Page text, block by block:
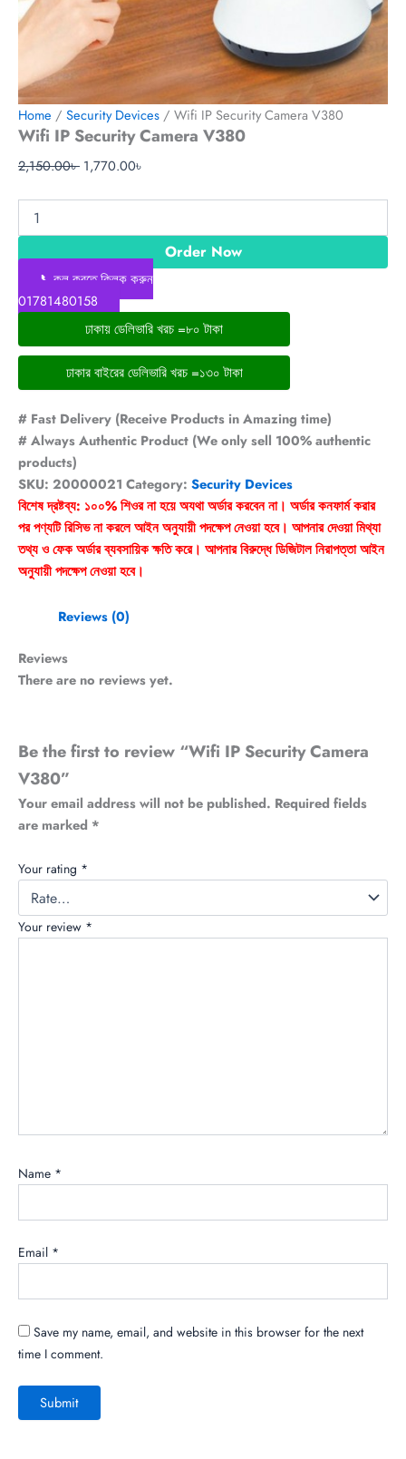
Home / Security Devices / Wifi IP Security Camera V380
Wifi IP Security Camera V380
2,150.00৳ 1,770.00৳
Order Now
📞কল করতে ক্লিক করুন
01781480158
ঢাকায় ডেলিভারি খরচ =৮০ টাকা
ঢাকার বাইরের ডেলিভারি খরচ =১৩০ টাকা
# Fast Delivery (Receive Products in Amazing time)
# Always Authentic Product (We only sell 100% authentic
products)
SKU: 20000021 Category: Security Devices
বিশেষ দ্রষ্টব্য: ১০০% শিওর না হয়ে অযথা অর্ডার করবেন না। অর্ডার কনফার্ম করার
পর পণ্যটি রিসিভ না করলে আইন অনুযায়ী পদক্ষেপ নেওয়া হবে। আপনার দেওয়া মিথ্যা
তথ্য ও ফেক অর্ডার ব্যবসায়িক ক্ষতি করে। আপনার বিরুদ্ধে ডিজিটাল নিরাপত্তা আইন
অনুযায়ী পদক্ষেপ নেওয়া হবে।
Reviews (0)
Reviews
There are no reviews yet.
Be the first to review “Wifi IP Security Camera
V380”
Your email address will not be published. Required fields
are marked *
Your rating *
Your review *
Name *
Email *
Save my name, email, and website in this browser for the next
time I comment.